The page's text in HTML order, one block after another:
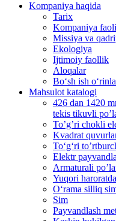
Kompaniya haqida
Tarix
Kompaniya
Missiya va
Ekologiya
Ijtimoiy faollik
Aloqalar
Bo‘sh ish
Mahsulot katalogi
426 dan 1420
tekis tikuvli
To’g’ri chokli
Kvadrat
To‘g‘ri
Elektr
Armaturali
Yuqori
O‘rama silliq
Sim
Payvandlash